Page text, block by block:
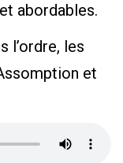
abordables.
l’ordre, les
et